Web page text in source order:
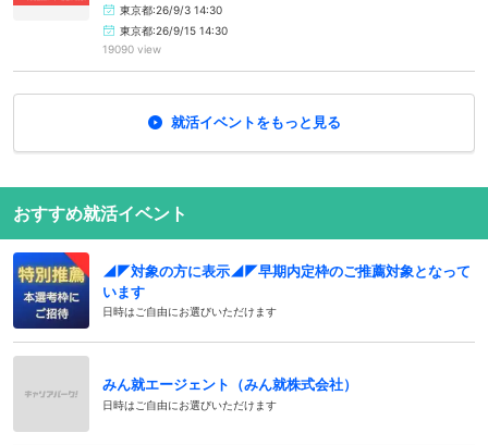
東京都:26/9/3 14:30
東京都:26/9/15 14:30
19090 view
就活イベントをもっと見る
おすすめ就活イベント
◢◤対象の方に表示◢◤早期内定枠のご推薦対象となって
います
日時はご自由にお選びいただけます
みん就エージェント（みん就株式会社）
日時はご自由にお選びいただけます